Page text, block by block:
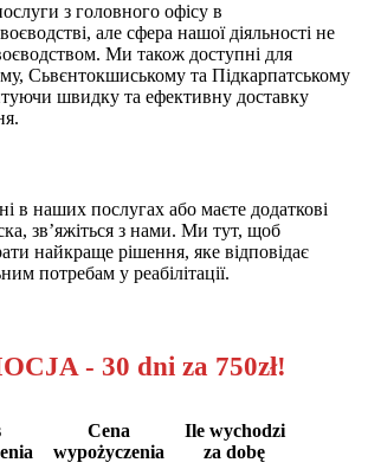
з головного офісу в
воєводстві, але сфера нашої діяльності не
Ми також доступні для
Сьвєнтокшиському та Підкарпатському
швидку та ефективну доставку
в наших послугах або маєте додаткові
зв’яжіться з нами. Ми тут, щоб
найкраще рішення, яке відповідає
потребам у реабілітації.
- 30 dni za 750zł!
Cena
wypożyczenia
Ile wychodzi
za dobę